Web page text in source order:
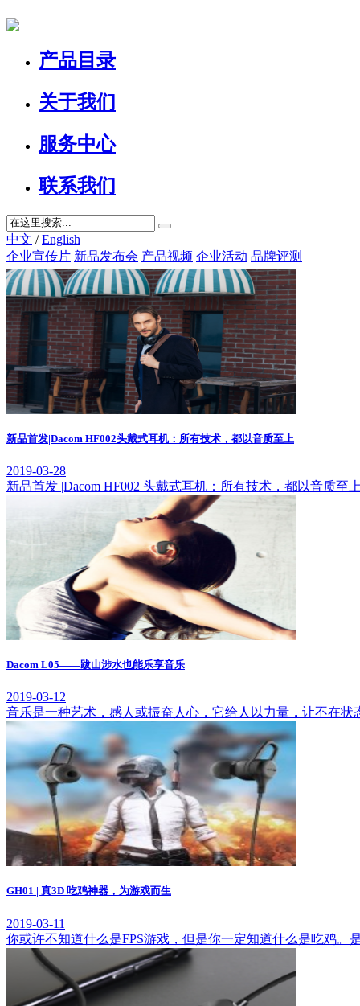
产品目录
关于我们
服务中心
联系我们
中文 /English
企业宣传片 新品发布会 产品视频 企业活动 品牌评测
新品首发|Dacom HF002头戴式耳机：所有技术，都以音质至上
2019-03-28
新品首发 |Dacom HF002 头戴式耳机：所有技术，都以音质
Dacom L05——跋山涉水也能乐享音乐
2019-03-12
音乐是一种艺术，感人或振奋人心，它给人以力量，让不在
GH01 | 真3D 吃鸡神器，为游戏而生
2019-03-11
你或许不知道什么是FPS游戏，但是你一定知道什么是吃鸡